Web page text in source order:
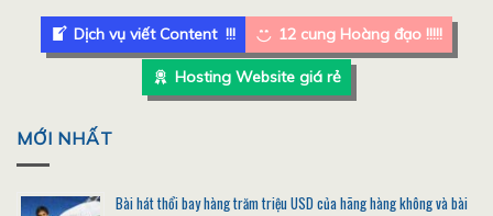
Dịch vụ viết Content !!! 12 cung Hoàng đạo !!!!!
Hosting Website giá rẻ
MỚI NHẤT
Bài hát thổi bay hàng trăm triệu USD của hãng hàng không và bài